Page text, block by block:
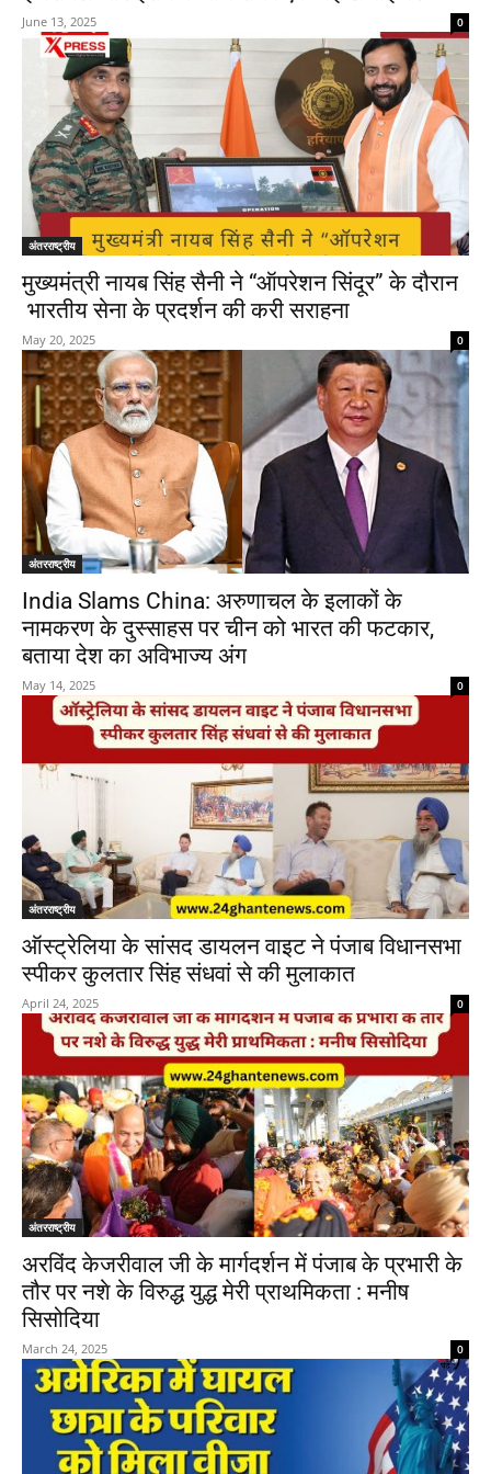
June 13, 2025 0
अंतरराष्ट्रीय
मुख्यमंत्री नायब सिंह सैनी ने “ऑपरेशन सिंदूर” के दौरान
भारतीय सेना के प्रदर्शन की करी सराहना
May 20, 2025 0
अंतरराष्ट्रीय
India Slams China: अरुणाचल के इलाकों के
नामकरण के दुस्साहस पर चीन को भारत की फटकार,
बताया देश का अविभाज्य अंग
May 14, 2025 0
अंतरराष्ट्रीय
ऑस्ट्रेलिया के सांसद डायलन वाइट ने पंजाब विधानसभा
स्पीकर कुलतार सिंह संधवां से की मुलाकात
April 24, 2025 0
अंतरराष्ट्रीय
अरविंद केजरीवाल जी के मार्गदर्शन में पंजाब के प्रभारी के
तौर पर नशे के विरुद्ध युद्ध मेरी प्राथमिकता : मनीष
सिसोदिया
March 24, 2025 0